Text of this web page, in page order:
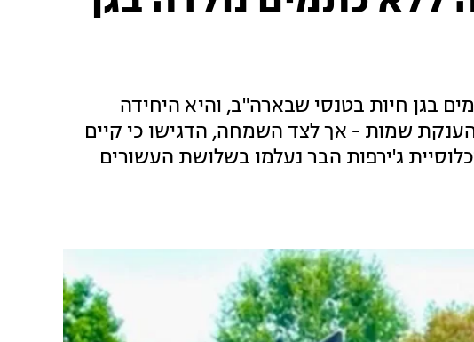
ללא כתמים בגן חיות בטנסי שבארה"ב, והיא היחידה
שמות - אך לצד השמחה, הדגישו כי קיים
הג'ירפות: "כ-40% מאוכלוסיית ג'ירפות הבר נעלמו בשלושת העשורים